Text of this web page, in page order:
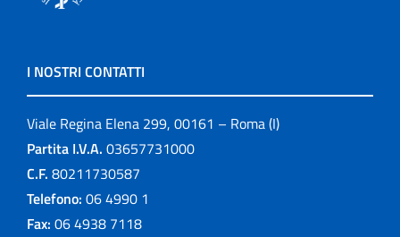
I NOSTRI CONTATTI
Viale Regina Elena 299, 00161 – Roma (I)
Partita I.V.A. 03657731000
C.F. 80211730587
Telefono: 06 4990 1
Fax: 06 4938 7118